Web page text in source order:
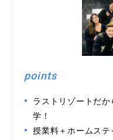
points
ラストリゾートだ
学！
授業料＋ホームス